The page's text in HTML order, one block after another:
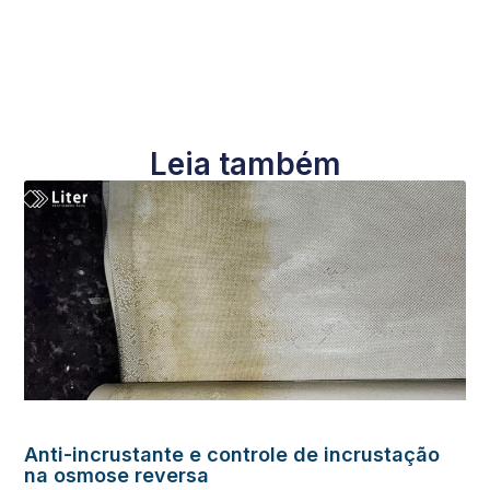
Leia também
Anti-incrustante e controle de incrustação
na osmose reversa